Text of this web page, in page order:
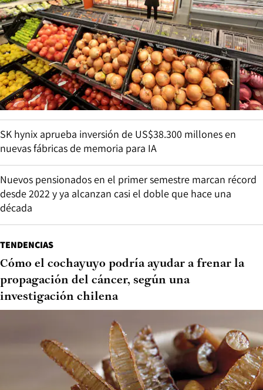
SK hynix aprueba inversión de US$38.300 millones en
nuevas fábricas de memoria para IA
Nuevos pensionados en el primer semestre marcan récord
desde 2022 y ya alcanzan casi el doble que hace una
década
TENDENCIAS
Cómo el cochayuyo podría ayudar a frenar la
propagación del cáncer, según una
investigación chilena